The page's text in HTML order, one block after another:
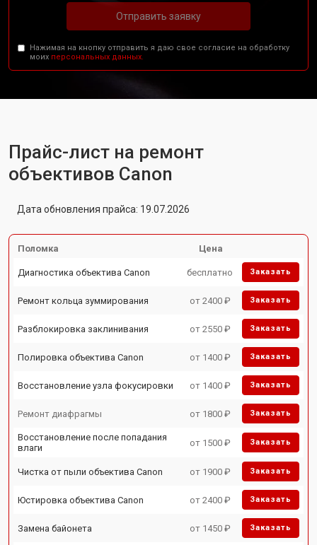
Отправить заявку
Нажимая на кнопку отправить я даю свое согласие на обработку
моих персональных данных.
Прайс-лист на ремонт
объективов Canon
Дата обновления прайса: 19.07.2026
Поломка Цена
Диагностика объектива Canon бесплатно Заказать
Ремонт кольца зуммирования от 2400 ₽ Заказать
Разблокировка заклинивания от 2550 ₽ Заказать
Полировка объектива Canon от 1400 ₽ Заказать
Восстановление узла фокусировки от 1400 ₽ Заказать
Ремонт диафрагмы от 1800 ₽ Заказать
Восстановление после попадания
влаги
от 1500 ₽ Заказать
Чистка от пыли объектива Canon от 1900 ₽ Заказать
Юстировка объектива Canon от 2400 ₽ Заказать
Замена байонета от 1450 ₽ Заказать